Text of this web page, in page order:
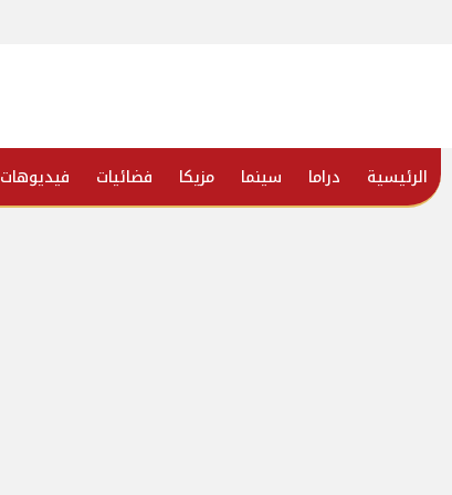
الرئيسية دراما سينما مزيكا فضائيات فيديوهات